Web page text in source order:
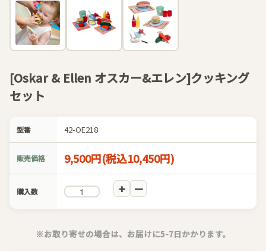
[Oskar & Ellen オスカー&エレン]クッキング
セット
型番 42-OE218
販売価格 9,500円(税込10,450円)
購入数
※お取り寄せの場合は、お届けに5-7日かかります。